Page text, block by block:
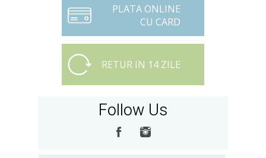
PLATA ONLINE
CU CARD
RETUR IN 14 ZILE
Follow Us